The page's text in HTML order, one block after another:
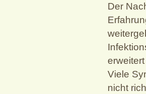
Der
Viele
nicht